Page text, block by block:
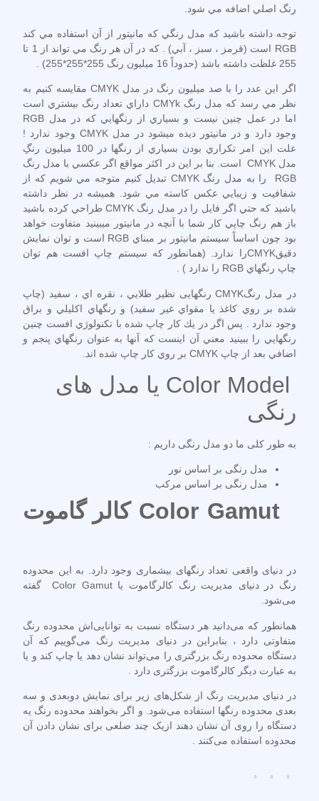
رنگ اصلي اضافه مي شود.
توجه داشته باشيد كه مدل رنگي كه مانيتور از آن استفاده مي كند
RGB است (قرمز ، سبز ، آبي) . كه در آن هر رنگ مي تواند از 1 تا
255 غلظت داشته باشد (حدوداً 16 ميليون رنگ 255*255*255) .
اگر اين عدد را با صد ميليون رنگ در مدل CMYK مقايسه كنيم به
نظر مي رسد كه مدل رنگ CMYk داراي تعداد رنگ بيشتري است
اما در عمل چنين نيست و بسياري از رنگهايي كه در مدل RGB
وجود دارد و در مانيتور ديده ميشود در مدل CMYK وجود ندارد !
علت اين امر تكراري بودن بسياري از رنگها در 100 ميليون رنگِ
مدل CMYK است. بنا بر اين در اكثر مواقع اگر عكسي با مدل رنگ
RGB را به مدل رنگ CMYK تبديل كنيم متوجه مي شويم كه از
شفافيت و زيبايي عكس كاسته مي شود. هميشه در نظر داشته
باشيد كه حتي اگر فايل را در مدل رنگ CMYK طراحي كرده باشيد
باز هم رنگ چاپي كار شما با آنچه در مانيتور ميبينيد متفاوت خواهد
بود چون اساساً سيستم مانيتور بر مبناي RGB است و توان نمايش
دقيقCMYKرا ندارد. (همانطور كه سيستم چاپ افست هم توان
چاپ رنگهاي RGB را ندارد ) .
در مدل رنگCMYK رنگهایی نظير طلايي ، نقره اي ، سفيد (چاپ
شده بر روي كاغذ يا مقواي غير سفيد) و رنگهاي اكليلي و براق
وجود ندارد . پس اگر در يك كار چاپ شده با تكنولوژي افست چنين
رنگهايي را ببينيد معني آن اينست كه آنها به عنوان رنگهاي پنجم و
اضافي بعد از چاپ CMYK بر روي كار چاپ شده اند.
Color Model یا مدل های
رنگی
به طور کلی ما دو مدل رنگی داریم :
مدل رنگی بر اساس نور
مدل رنگی بر اساس مرکب
Color Gamut کالر گاموت
در دنیای واقعی تعداد رنگهای بیشماری وجود دارد. به این محدوده
رنگ در دنیای مدیریت رنگ کالرگاموت یا Color Gamut گفته
می‌شود.
همانطور که می‌دانید هر دستگاه نسبت به توانایی‌اش محدوده رنگ
متفاوتی دارد ، بنابراین در دنیای مدیریت رنگ می‌گوییم که آن
دستگاه محدوده رنگ بزرگتری را می‌تواند نشان دهد یا چاپ کند و یا
به عبارت دیگر کالرگاموت بزرگتری دارد .
در دنیای مدیریت رنگ از شکل‌های زیر برای نمایش دوبعدی و سه
بعدی محدوده رنگها استفاده می‌شود. و اگر بخواهند محدوده رنگ یه
دستگاه را روی آن نشان دهند ازیک چند ضلعی برای نشان دادن آن
محدوده استفاده می‌کنند .